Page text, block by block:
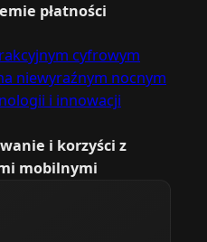
płatności
i korzyści z
mobilnymi